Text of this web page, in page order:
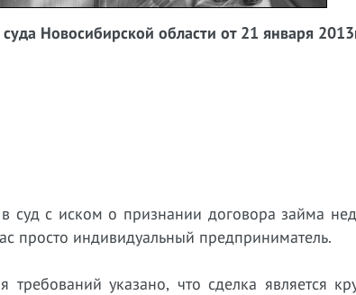
Новосибирской области от 21 января
суд с иском о признании договора займа
просто индивидуальный предприниматель.
требований указано, что сделка является